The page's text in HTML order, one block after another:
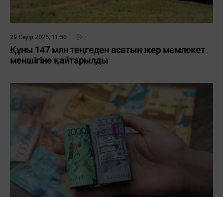
29 Сәуір 2025, 11:50
Құны 147 млн теңгеден асатын жер мемлекет
меншігіне қайтарылды